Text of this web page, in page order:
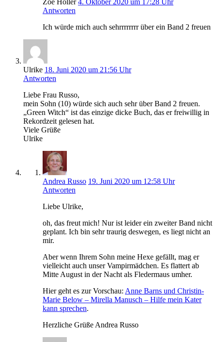
Antworten
Ich würde mich auch sehrrrrrrrr über ein Band 2 freuen
Ulrike 18. Juni 2020 um 21:56 Uhr
Antworten
Liebe Frau Russo,
mein Sohn (10) würde sich auch sehr über Band 2 freuen.
„Green Witch“ ist das einzige dicke Buch, das er freiwillig in
Rekordzeit gelesen hat.
Viele Grüße
Ulrike
Andrea Russo 19. Juni 2020 um 12:58 Uhr
Antworten
Liebe Ulrike,
oh, das freut mich! Nur ist leider ein zweiter Band nicht
geplant. Ich bin sehr traurig deswegen, es liegt nicht an
mir.
Aber wenn Ihrem Sohn meine Hexe gefällt, mag er
vielleicht auch unser Vampirmädchen. Es flattert ab
Mitte August in der Nacht als Fledermaus umher.
Hier geht es zur Vorschau: Anne Barns und Christin-
Marie Below – Mirella Manusch – Hilfe mein Kater
kann sprechen.
Herzliche Grüße Andrea Russo